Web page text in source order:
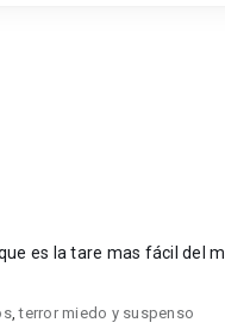
es la tare mas fácil del
,terror miedo y suspenso